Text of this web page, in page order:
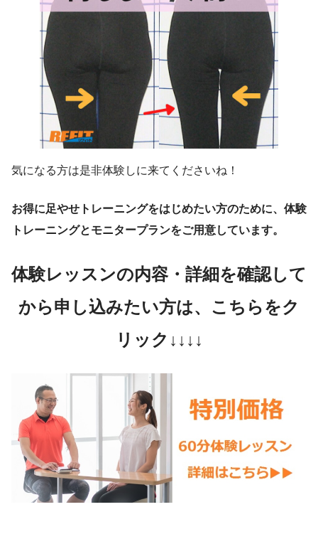
気になる方は是非体験しに来てくださいね！
お得に足やせトレーニングをはじめたい方のために、体験
トレーニングとモニタープランをご用意しています。
体験レッスンの内容・詳細を確認して
から申し込みたい方は、こちらをク
リック↓↓↓↓